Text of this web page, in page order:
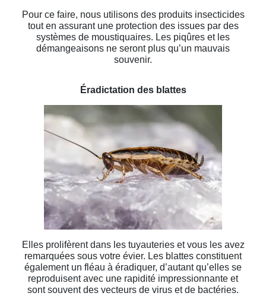
Pour ce faire, nous utilisons des produits insecticides
tout en assurant une protection des issues par des
systèmes de moustiquaires. Les piqûres et les
démangeaisons ne seront plus qu’un mauvais
souvenir.
Éradictation des blattes
Elles prolifèrent dans les tuyauteries et vous les avez
remarquées sous votre évier. Les blattes constituent
également un fléau à éradiquer, d’autant qu’elles se
reproduisent avec une rapidité impressionnante et
sont souvent des vecteurs de virus et de bactéries.